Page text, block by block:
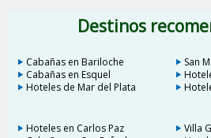
Destinos
Cabañas en Bariloche
San
Cabañas en Esquel
Hoteles de Mar del Plata
Hoteles en Carlos Paz
Villa